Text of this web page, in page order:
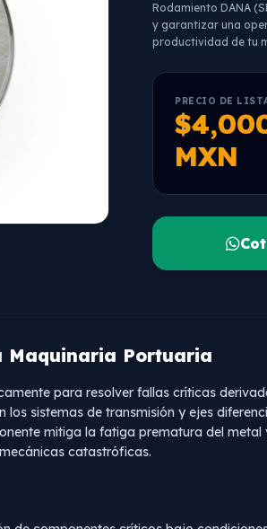
Rodamiento DANA
y garantizar una
productividad de tu
PRECIO DE
MXN
Maquinaria Portuaria
para resolver fallas críticas
los sistemas de transmisión y ejes
mitiga la fatiga prematura del
catastróficas.